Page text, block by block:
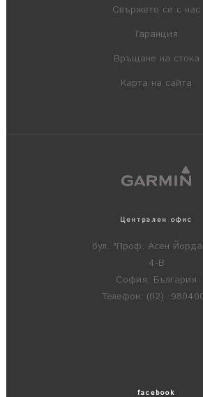
Свържете се с нас
Гаранция
Връщане на стока
Карта на сайта
Централен офис
бул. "Проф. Асен
4-В
София, България
Телефон: (02)
facebook